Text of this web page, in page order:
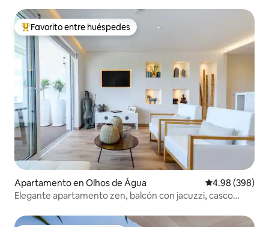
Favorito entre huéspedes preferido
Favorito entre huéspedes
Apartamento en Olhos de Água Calificación
4.98 (398)
Elegante apartamento zen, balcón con jacuzzi, casco